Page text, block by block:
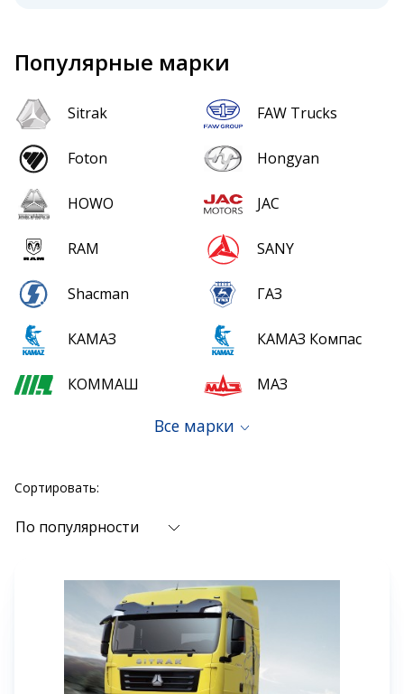
Популярные марки
Sitrak FAW Trucks
Foton Hongyan
HOWO JAC
RAM SANY
Shacman ГАЗ
КАМАЗ КАМАЗ Компас
КОММАШ МАЗ
Все марки
Сортировать:
По популярности